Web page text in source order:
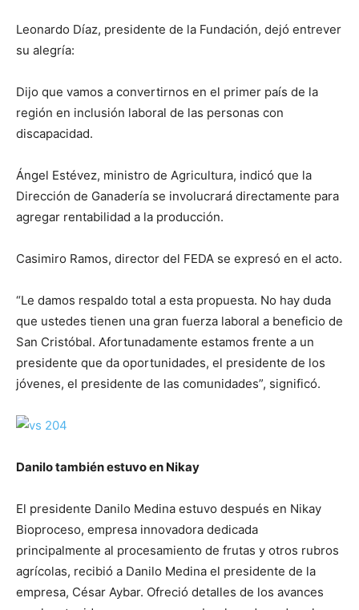
Leonardo Díaz, presidente de la Fundación, dejó entrever
su alegría:
Dijo que vamos a convertirnos en el primer país de la
región en inclusión laboral de las personas con
discapacidad.
Ángel Estévez, ministro de Agricultura, indicó que la
Dirección de Ganadería se involucrará directamente para
agregar rentabilidad a la producción.
Casimiro Ramos, director del FEDA se expresó en el acto.
“Le damos respaldo total a esta propuesta. No hay duda
que ustedes tienen una gran fuerza laboral a beneficio de
San Cristóbal. Afortunadamente estamos frente a un
presidente que da oportunidades, el presidente de los
jóvenes, el presidente de las comunidades”, significó.
Danilo también estuvo en Nikay
El presidente Danilo Medina estuvo después en Nikay
Bioproceso, empresa innovadora dedicada
principalmente al procesamiento de frutas y otros rubros
agrícolas, recibió a Danilo Medina el presidente de la
empresa, César Aybar. Ofreció detalles de los avances